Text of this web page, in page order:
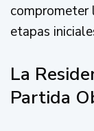
comprometer
etapas
La
Partida